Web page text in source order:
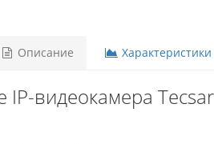
Описание Характеристики
IP-видеокамера